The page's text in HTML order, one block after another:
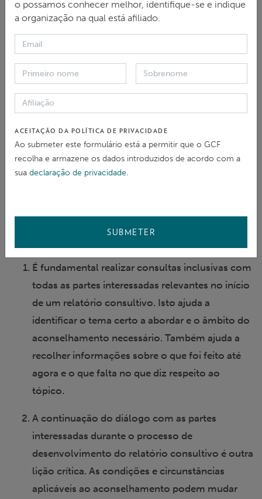
discussões com o Conselho de Administração e
observadores acreditados sobre este assunto.
O resultado é que as mais recentes revisões da
política SEAH propostas pelo Secretariado incluem
recomendações-chave propostas pelo MIRno seu
política revista passará a ser a ordem do dia no GCF
sobre a prevenção da SEAH ao nível do programa e
do projecto.
É fundamental realizar consultas inclusivas com
todas as partes interessadas relevantes no início
de um relatório consultivo. Isto ajuda a
identificar o tema certo a abordar e o âmbito do
aconselhamento necessário. Também ajuda a
recolher informações sobre o que foi feito até
agora e o que falta no que diz respeito ao
tópico.
A continuação do diálogo com as partes
interessadas durante o processo de
desenvolvimento do relatório consultivo é outra
lição crítica. As condições e circunstâncias
aplicáveis ao aconselhamento podem mudar
o possamos conhecer melhor, identifique-se e indique
a organização na qual está afiliado.
ACEITAÇÃO DA POLÍTICA DE PRIVACIDADE
Ao submeter este formulário está a permitir que o GCF
recolha e armazene os dados introduzidos de acordo com a
sua declaração de privacidade.
SUBMETER